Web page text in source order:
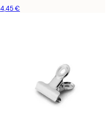
4,45 €